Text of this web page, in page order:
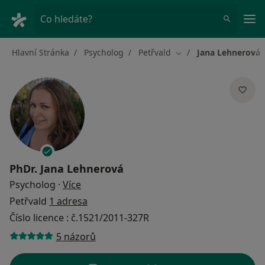
Co hledáte?
Hlavní Stránka Psycholog Petřvald Změna města
Jana Lehnerová
PhDr. Jana Lehnerová
Psycholog · Více
Petřvald 1 adresa
Číslo licence : č.1521/2011-327R
5 názorů